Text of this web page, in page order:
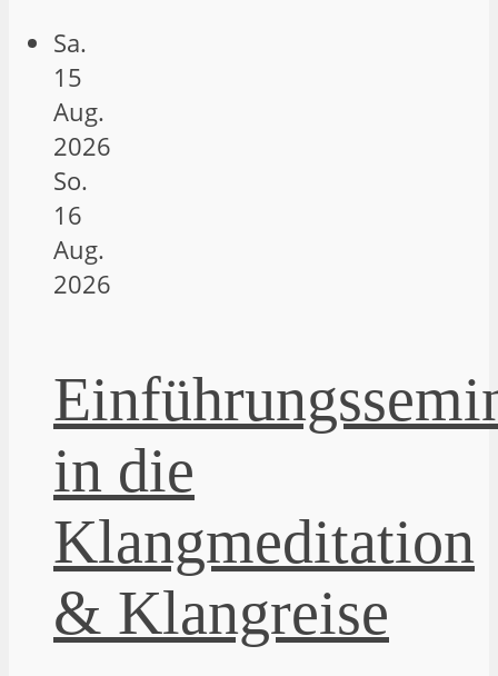
Sa.
15
Aug.
2026
So.
16
Aug.
2026
in die
Klangmeditation
& Klangreise